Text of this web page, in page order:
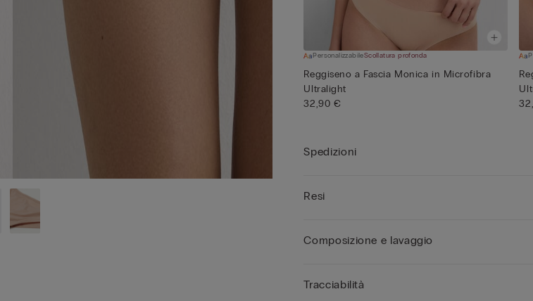
PersonalizzabileScollatura profonda
Reggiseno a Fascia Monica in Microfibra
Ultralight
32,90 €
Spedizioni
Resi
Composizione e lavaggio
Tracciabilità